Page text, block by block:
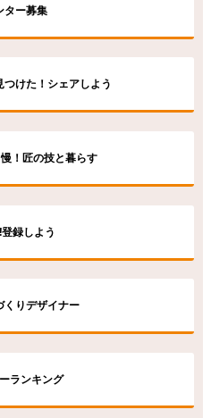
ター募集
けた！シェアしよう
！匠の技と暮らす
録しよう
くりデザイナー
ランキング